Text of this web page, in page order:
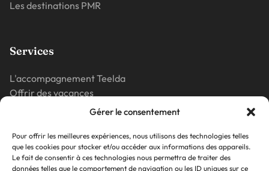
Gérer le consentement
Pour offrir les meilleures expériences, nous utilisons des technologies telles
que les cookies pour stocker et/ou accéder aux informations des appareils.
Le fait de consentir à ces technologies nous permettra de traiter des
données telles que le comportement de navigation ou les ID uniques sur ce
Les destinations PMR
Services
L'accompagnement Teelda
Offrir des vacances
Blog